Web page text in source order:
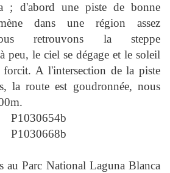
; d'abord une piste de bonne
dans une région assez
retrouvons la steppe
peu, le ciel se dégage et le soleil
A l'intersection de la piste
la route est goudronnée, nous
Parc National Laguna Blanca